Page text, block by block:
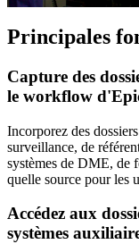
Principales
Capture des
le workflow
Incorporez des
surveillance, de
systèmes de DME, de
quelle source pour les
Accédez aux
systèmes